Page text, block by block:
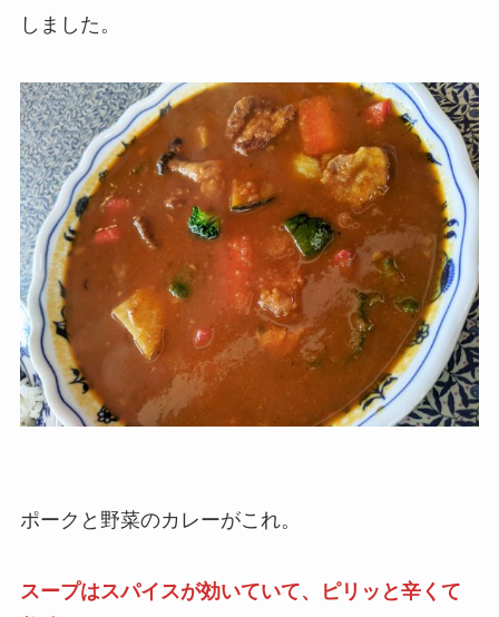
しました。
ポークと野菜のカレーがこれ。
スープはスパイスが効いていて、ピリッと辛くて